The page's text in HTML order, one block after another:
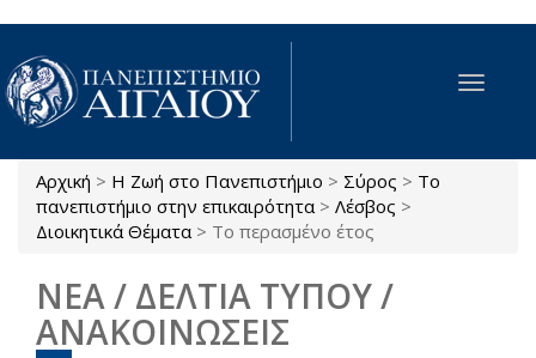
Παράκαμψη προς το κυρίως περιεχόμενο
Toggle
Είστε εδώ
Αρχική > Η Ζωή στο Πανεπιστήμιο > Σύρος > Το
πανεπιστήμιο στην επικαιρότητα > Λέσβος >
Διοικητικά Θέματα > Το περασμένο έτος
ΝΕΑ / ΔΕΛΤΙΑ ΤΥΠΟΥ /
ΑΝΑΚΟΙΝΩΣΕΙΣ